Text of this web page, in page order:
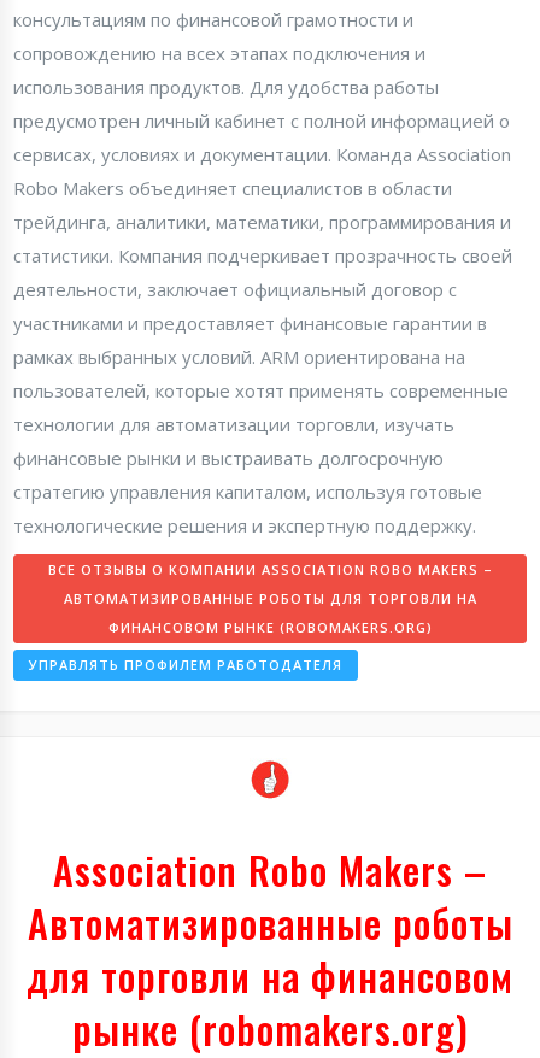
консультациям по финансовой грамотности и
сопровождению на всех этапах подключения и
использования продуктов. Для удобства работы
предусмотрен личный кабинет с полной информацией о
сервисах, условиях и документации. Команда Association
Robo Makers объединяет специалистов в области
трейдинга, аналитики, математики, программирования и
статистики. Компания подчеркивает прозрачность своей
деятельности, заключает официальный договор с
участниками и предоставляет финансовые гарантии в
рамках выбранных условий. ARM ориентирована на
пользователей, которые хотят применять современные
технологии для автоматизации торговли, изучать
финансовые рынки и выстраивать долгосрочную
стратегию управления капиталом, используя готовые
технологические решения и экспертную поддержку.
ВСЕ ОТЗЫВЫ О КОМПАНИИ ASSOCIATION ROBO MAKERS –
АВТОМАТИЗИРОВАННЫЕ РОБОТЫ ДЛЯ ТОРГОВЛИ НА
ФИНАНСОВОМ РЫНКЕ (ROBOMAKERS.ORG)
УПРАВЛЯТЬ ПРОФИЛЕМ РАБОТОДАТЕЛЯ
Association Robo Makers –
Автоматизированные роботы
для торговли на финансовом
рынке (robomakers.org)